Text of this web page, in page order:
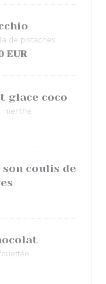
de pistaches
EUR
glace coco
menthe
coulis de